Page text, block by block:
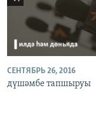
СЕНТЯБРЬ 26, 2016
дүшәмбе тапшыруы